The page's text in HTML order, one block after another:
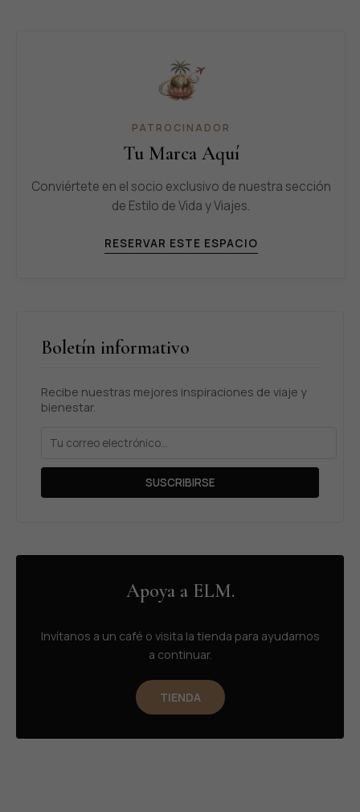
PATROCINADOR
Tu Marca Aquí
Conviértete en el socio exclusivo de nuestra sección
de Estilo de Vida y Viajes.
RESERVAR ESTE ESPACIO
Boletín informativo
Recibe nuestras mejores inspiraciones de viaje y
bienestar.
SUSCRIBIRSE
Apoya a ELM.
Invítanos a un café o visita la tienda para ayudarnos
a continuar.
TIENDA